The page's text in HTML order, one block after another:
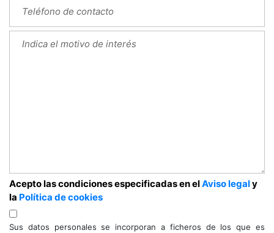
Acepto las condiciones especificadas en elAviso legaly
la Política de cookies
Sus datos personales se incorporan a ficheros de los que es